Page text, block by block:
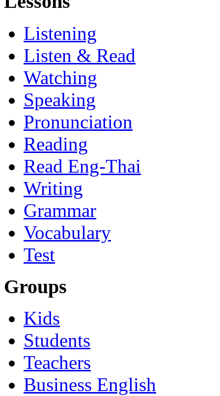
Listening
Listen & Read
Watching
Speaking
Pronunciation
Reading
Read Eng-Thai
Writing
Grammar
Vocabulary
Test
Groups
Kids
Students
Teachers
Business English